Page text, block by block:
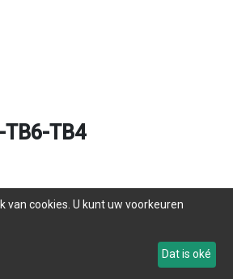
TB4
van cookies. U kunt uw voorkeuren
Dat is oké